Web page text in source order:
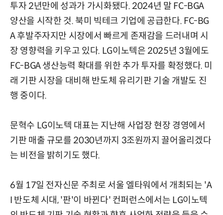
투자 2년만에 성과가 가시화됐다. 2024년 말 FC-BGA
양산을 시작한 것. 북미 빅테크 기업에 공급한다. FC-BG
A 후발주자지만 시장에서 빠르게 존재감을 드러내며 시
장 영향력을 키우고 있다. LG이노텍은 2025년 3월에도
FC-BGA 생산능력 확대를 위한 추가 투자를 확정했다. 미
래 기판 시장을 대비해 반도체 유리기판 기술 개발도 진
행 중이다.
문혁수 LG이노텍 대표는 지난해 사업장 현장 경영에서
기판 매출 규모를 2030년까지 3조원까지 끌어올리겠다
는 비전을 밝히기도 했다.
6월 17일 전자신문 주최로 서울 엘타워에서 개최되는 'A
I 반도체 시대, '판'이 바뀐다' 컨퍼런스에서는 LG이노텍